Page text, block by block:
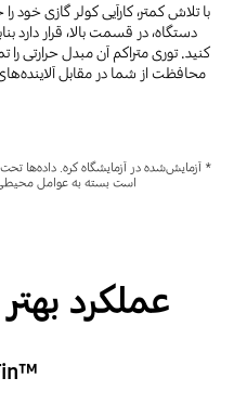
دستگاه، در قسمت بالا، قرار دارد
کنید. توری متراکم آن مبدل حرارتی
محافظت از شما در مقابل
* آزمایش‌شده در آزمایشگاه کره. داده‌ها
است بسته به عوامل محیطی
عملکرد
™DuraFin